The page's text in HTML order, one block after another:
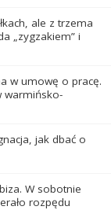
ale z trzema
„zygzakiem” i
w umowę o pracę.
warmińsko-
jak dbać o
W sobotnie
rozpędu